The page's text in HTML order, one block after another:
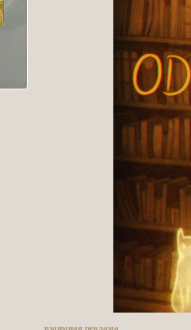
взаимная реклама